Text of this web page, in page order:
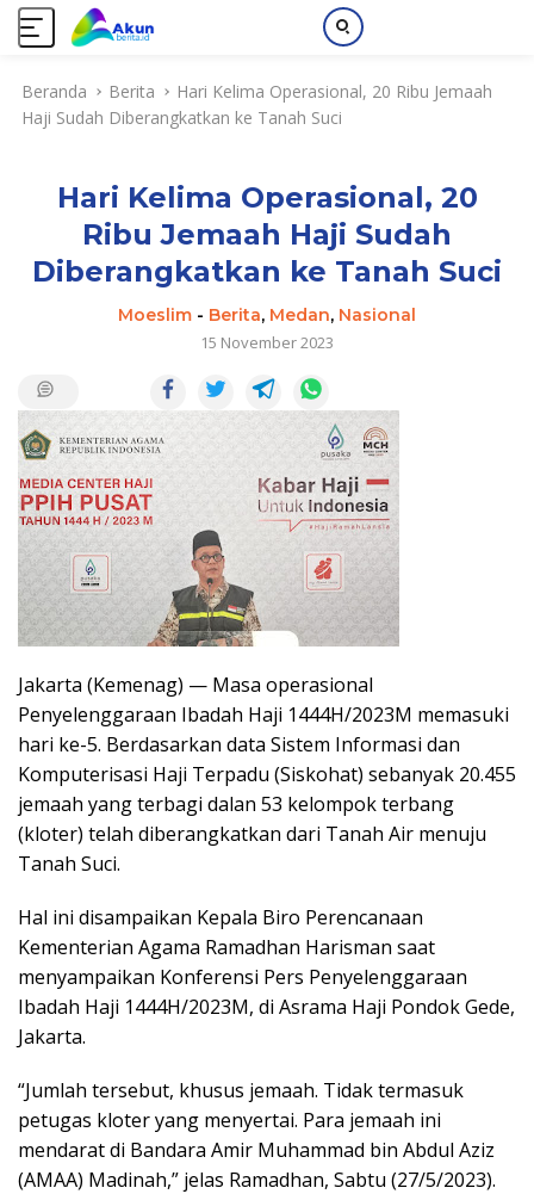
Beranda Berita
Hari Kelima Operasional, 20 Ribu Jemaah
Haji Sudah Diberangkatkan ke Tanah Suci
Hari Kelima Operasional, 20
Ribu Jemaah Haji Sudah
Diberangkatkan ke Tanah Suci
Moeslim - Berita, Medan, Nasional
15 November 2023
Jakarta (Kemenag) — Masa operasional
Penyelenggaraan Ibadah Haji 1444H/2023M memasuki
hari ke-5. Berdasarkan data Sistem Informasi dan
Komputerisasi Haji Terpadu (Siskohat) sebanyak 20.455
jemaah yang terbagi dalan 53 kelompok terbang
(kloter) telah diberangkatkan dari Tanah Air menuju
Tanah Suci.
Hal ini disampaikan Kepala Biro Perencanaan
Kementerian Agama Ramadhan Harisman saat
menyampaikan Konferensi Pers Penyelenggaraan
Ibadah Haji 1444H/2023M, di Asrama Haji Pondok Gede,
Jakarta.
“Jumlah tersebut, khusus jemaah. Tidak termasuk
petugas kloter yang menyertai. Para jemaah ini
mendarat di Bandara Amir Muhammad bin Abdul Aziz
(AMAA) Madinah,” jelas Ramadhan, Sabtu (27/5/2023).